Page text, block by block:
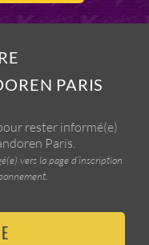
PARIS
rester informé(e)
Paris.
vers la page d’inscription